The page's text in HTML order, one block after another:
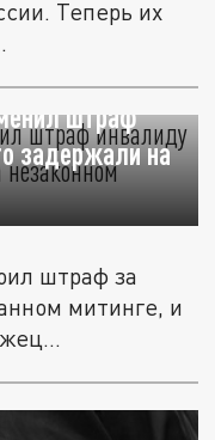
Теперь их
штраф
задержали на
штраф за
митинге, и